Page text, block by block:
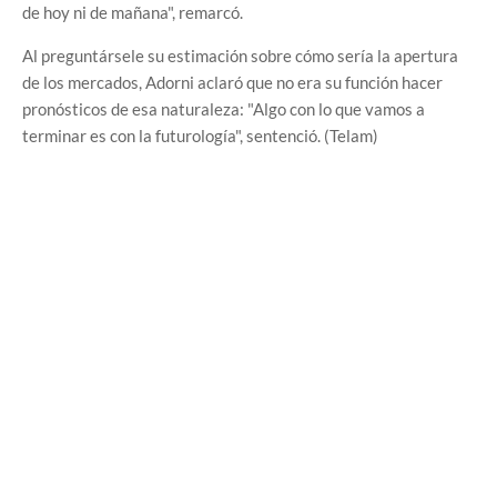
de hoy ni de mañana", remarcó.
Al preguntársele su estimación sobre cómo sería la apertura
de los mercados, Adorni aclaró que no era su función hacer
pronósticos de esa naturaleza: "Algo con lo que vamos a
terminar es con la futurología", sentenció. (Telam)